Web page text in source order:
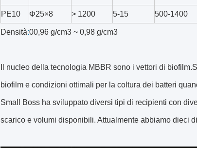
PE10 Φ25×8 > 1200 5-15 500-1400
Densità:00,96 g/cm3 ~ 0,98 g/cm3
Il nucleo della tecnologia MBBR sono i vettori di
biofilm e condizioni ottimali per la coltura dei batteri
Small Boss ha sviluppato diversi tipi di recipienti con
scarico e volumi disponibili. Attualmente abbiamo dieci